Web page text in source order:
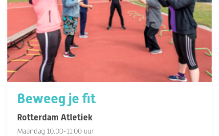
Beweeg je fit
Rotterdam Atletiek
Maandag 10.00-11.00 uur